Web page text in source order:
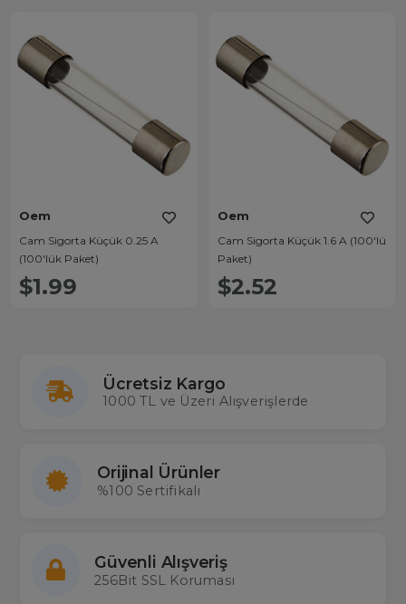
Oem
Cam Sigorta Küçük 0.25 A
(100'lük Paket)
$1.99
Oem
Cam Sigorta Küçük 1.6 A (100'lü
Paket)
$2.52
Ücretsiz Kargo
1000 TL ve Üzeri Alışverişlerde
Orijinal Ürünler
%100 Sertifikalı
Güvenli Alışveriş
256Bit SSL Koruması